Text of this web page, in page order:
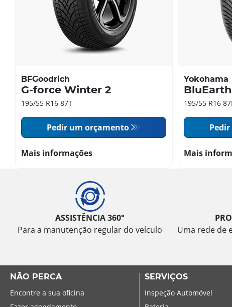
BFGoodrich
G-force Winter 2
195/55 R16 87T
Pedir um orçamento
Mais informações
Yokohama
195/55 R16
Mais
ASSISTÊNCIA 360°
Para a manutenção regular do veículo
Uma rede de
NÃO PERCA
Encontre a sua oficina
SERVIÇOS
Inspeção Automóvel